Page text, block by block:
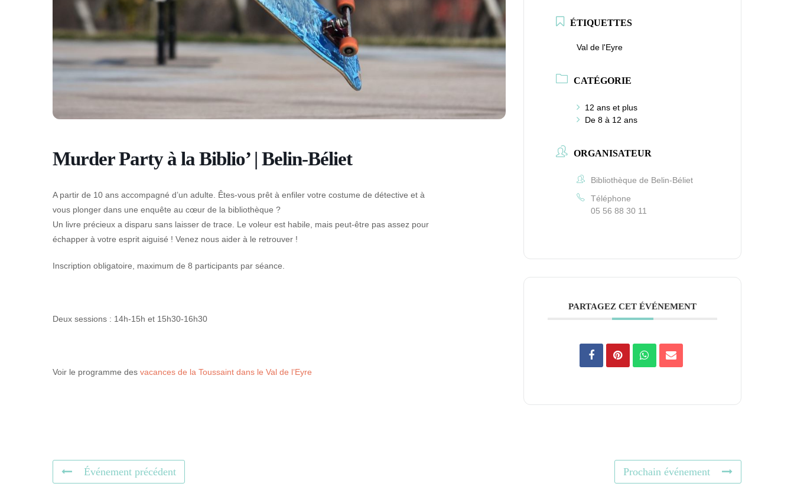
Murder Party à la Biblio’ | Belin-Béliet
A partir de 10 ans accompagné d’un adulte. Êtes-vous prêt à enfiler votre costume de détective et à
vous plonger dans une enquête au cœur de la bibliothèque ?
Un livre précieux a disparu sans laisser de trace. Le voleur est habile, mais peut-être pas assez pour
échapper à votre esprit aiguisé ! Venez nous aider à le retrouver !
Inscription obligatoire, maximum de 8 participants par séance.
Deux sessions : 14h-15h et 15h30-16h30
Voir le programme des vacances de la Toussaint dans le Val de l’Eyre
ÉTIQUETTES
Val de l'Eyre
CATÉGORIE
12 ans et plus
De 8 à 12 ans
ORGANISATEUR
Bibliothèque de Belin-Béliet
Téléphone
05 56 88 30 11
PARTAGEZ CET ÉVÉNEMENT
Événement précédent Prochain événement